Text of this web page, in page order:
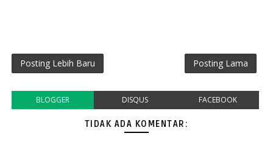
Posting Lebih Baru Posting Lama
BLOGGER DISQUS FACEBOOK
TIDAK ADA KOMENTAR: